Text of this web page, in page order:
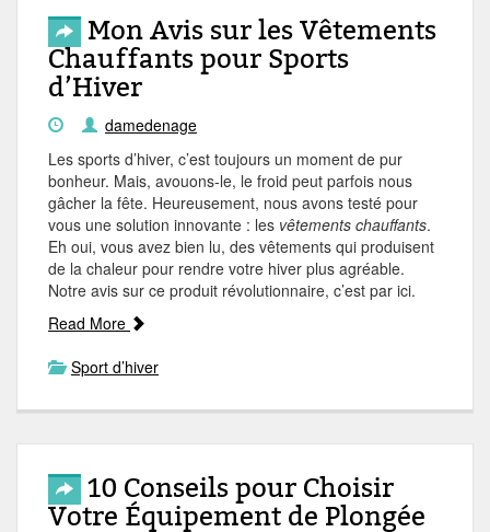
Mon Avis sur les Vêtements
Chauffants pour Sports
d’Hiver
damedenage
Les sports d’hiver, c’est toujours un moment de pur
bonheur. Mais, avouons-le, le froid peut parfois nous
gâcher la fête. Heureusement, nous avons testé pour
vous une solution innovante : les vêtements chauffants.
Eh oui, vous avez bien lu, des vêtements qui produisent
de la chaleur pour rendre votre hiver plus agréable.
Notre avis sur ce produit révolutionnaire, c’est par ici.
Read More
Sport d’hiver
10 Conseils pour Choisir
Votre Équipement de Plongée